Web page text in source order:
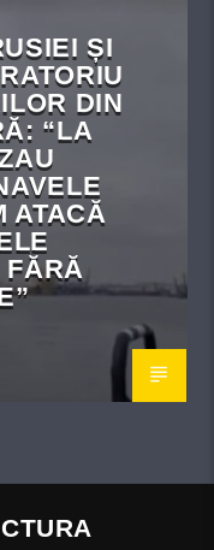
ȘI
DIN
“LA
ATACĂ
FĂRĂ